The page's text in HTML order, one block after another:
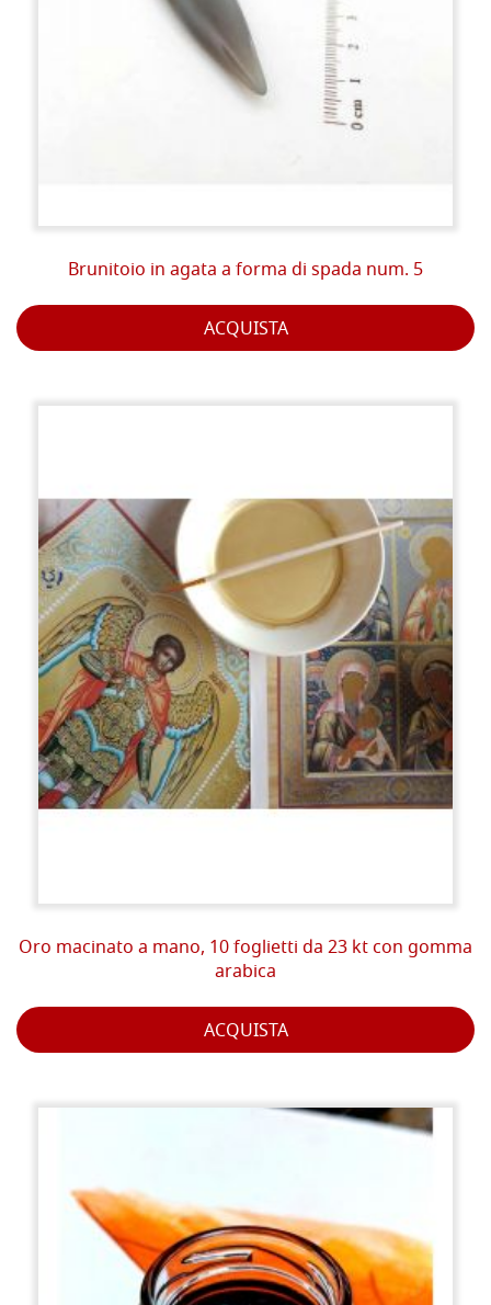
Brunitoio in agata a forma di spada num. 5
ACQUISTA
Oro macinato a mano, 10 foglietti da 23 kt con gomma
arabica
ACQUISTA